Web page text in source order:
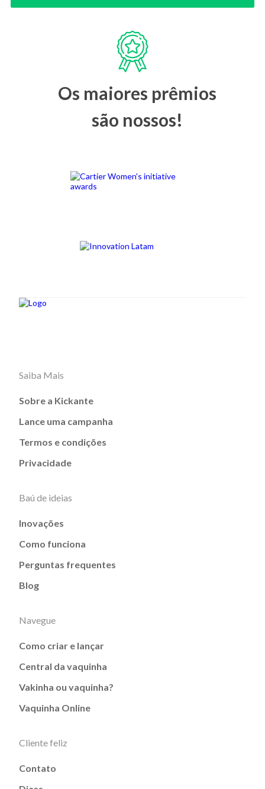
Os maiores prêmios
são nossos!
Saiba Mais
Sobre a Kickante
Lance uma campanha
Termos e condições
Privacidade
Baú de ideias
Inovações
Como funciona
Perguntas frequentes
Blog
Navegue
Como criar e lançar
Central da vaquinha
Vakinha ou vaquinha?
Vaquinha Online
Cliente feliz
Contato